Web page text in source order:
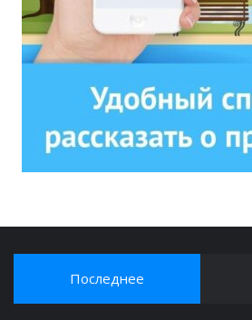
Последнее